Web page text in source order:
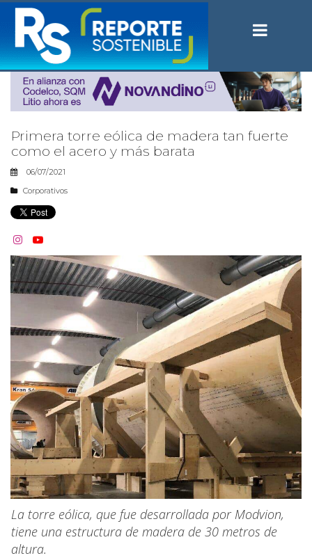
Primera torre eólica de madera tan fuerte
como el acero y más barata
06/07/2021
Corporativos
 
La torre eólica, que fue desarrollada por Modvion,
tiene una estructura de madera de 30 metros de
altura.